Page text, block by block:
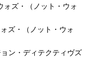
ォズ・（ノット・ウォ
ズ・（ノット・ウォ
ン・ディテクティヴズ